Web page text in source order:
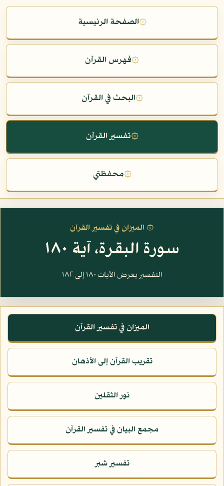
۞الصفحة الرئيسية
۞فهرس القرآن
۞البحث في القرآن
۞تفسير القرآن
۞محفظتي
۞ الميزان في تفسير القرآن
سورة البقرة، آية ١٨٠
التفسير يعرض الآيات ١٨٠ إلى ١٨٢
الميزان في تفسير القرآن
تقريب القرآن إلى الأذهان
نور الثقلين
مجمع البيان في تفسير القرآن
تفسير شبر